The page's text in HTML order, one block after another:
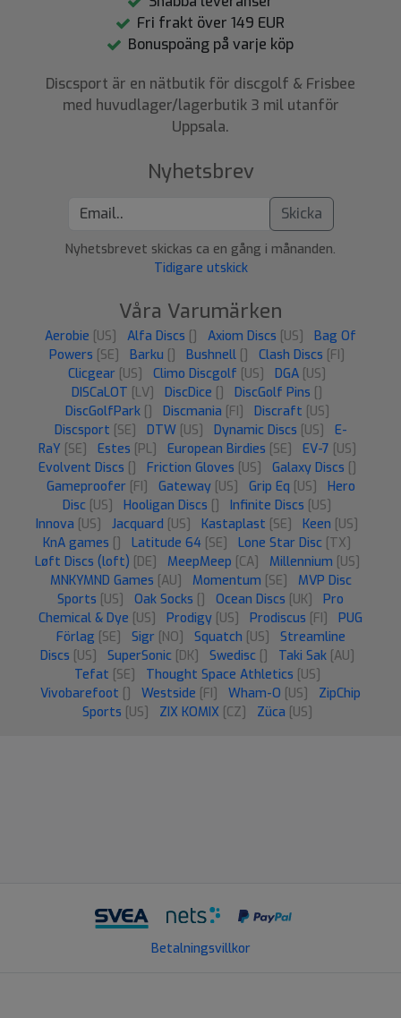
Fri frakt över 149 EUR
Bonuspoäng på varje köp
Discsport är en nätbutik för discgolf & Frisbee
med huvudlager/lagerbutik 3 mil utanför
Uppsala.
Nyhetsbrev
Skicka
Nyhetsbrevet skickas ca en gång i månanden.
Tidigare utskick
Våra Varumärken
Aerobie [US] Alfa Discs [] Axiom Discs [US]
Bag Of
Powers [SE] Barku [] Bushnell [] Clash Discs [FI]
Clicgear [US] Climo Discgolf [US] DGA [US]
DISCaLOT [LV] DiscDice [] DiscGolf Pins []
DiscGolfPark [] Discmania [FI] Discraft [US]
Discsport [SE] DTW [US] Dynamic Discs [US]
E-
RaY [SE] Estes [PL] European Birdies [SE] EV-7 [US]
Evolvent Discs [] Friction Gloves [US] Galaxy Discs []
Gameproofer [FI] Gateway [US] Grip Eq [US]
Hero
Disc [US] Hooligan Discs [] Infinite Discs [US]
Innova [US] Jacquard [US] Kastaplast [SE] Keen [US]
KnA games [] Latitude 64 [SE] Lone Star Disc [TX]
Løft Discs (loft) [DE] MeepMeep [CA] Millennium [US]
MNKYMND Games [AU] Momentum [SE]
MVP Disc
Sports [US] Oak Socks [] Ocean Discs [UK]
Pro
Chemical & Dye [US] Prodigy [US] Prodiscus [FI]
PUG
Förlag [SE] Sigr [NO] Squatch [US]
Streamline
Discs [US] SuperSonic [DK] Swedisc [] Taki Sak [AU]
Tefat [SE] Thought Space Athletics [US]
Vivobarefoot [] Westside [FI] Wham-O [US]
ZipChip
Sports [US] ZIX KOMIX [CZ] Züca [US]
Betalningsvillkor